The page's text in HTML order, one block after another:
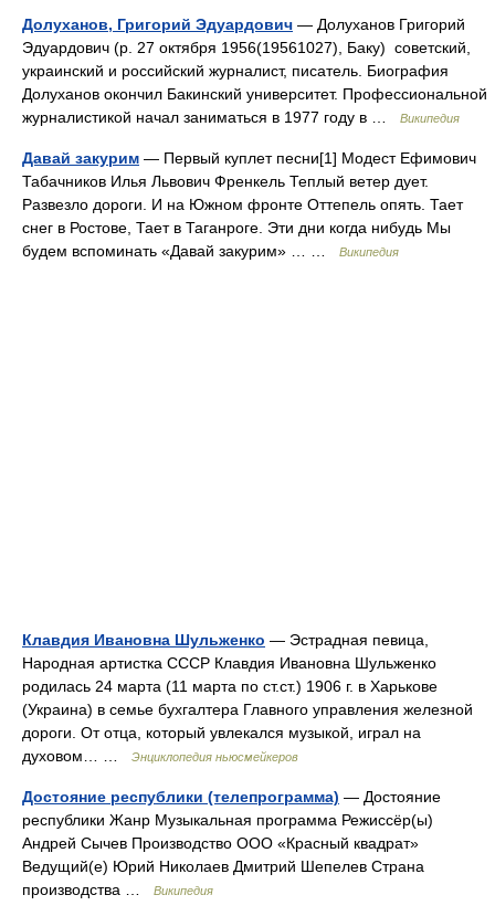
Долуханов, Григорий Эдуардович — Долуханов Григорий
Эдуардович (р. 27 октября 1956(19561027), Баку) советский,
украинский и российский журналист, писатель. Биография
Долуханов окончил Бакинский университет. Профессиональной
журналистикой начал заниматься в 1977 году в …
Википедия
Давай закурим — Первый куплет песни[1] Модест Ефимович
Табачников Илья Львович Френкель Теплый ветер дует.
Развезло дороги. И на Южном фронте Оттепель опять. Тает
снег в Ростове, Тает в Таганроге. Эти дни когда нибудь Мы
будем вспоминать «Давай закурим» … …
Википедия
Клавдия Ивановна Шульженко — Эстрадная певица,
Народная артистка СССР Клавдия Ивановна Шульженко
родилась 24 марта (11 марта по ст.ст.) 1906 г. в Харькове
(Украина) в семье бухгалтера Главного управления железной
дороги. От отца, который увлекался музыкой, играл на
духовом… …
Энциклопедия ньюсмейкеров
Достояние республики (телепрограмма) — Достояние
республики Жанр Музыкальная программа Режиссёр(ы)
Андрей Сычев Производство ООО «Красный квадрат»
Ведущий(е) Юрий Николаев Дмитрий Шепелев Страна
производства …
Википедия